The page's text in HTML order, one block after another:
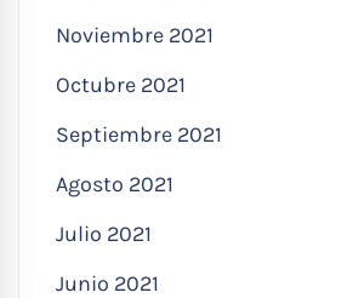
Noviembre 2021
Octubre 2021
Septiembre 2021
Agosto 2021
Julio 2021
Junio 2021